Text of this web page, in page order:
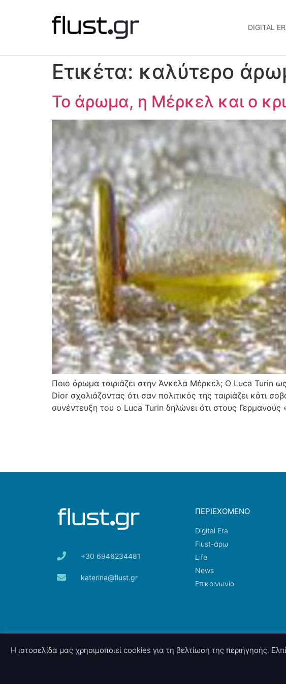
DIGITAL
Ετικέτα: καλύτερο
Το άρωμα, η Μέρκελ και ο
Ποιο άρωμα ταιριάζει στην Άνκελα Μέρκελ; O Luca Turin
Dior σχολιάζοντας ότι σαν πολιτικός της ταιριάζει κάτι
συνέντευξη του ο Luca Turin δηλώνει ότι στους
+30 6946234481
katerina@flust.gr
ΠΕΡΙΕΧΟΜΕΝΟ
Digital Era
Flust-άρω
Life
News
Επικοινωνία
© 2026 nettings, ltd. All rights reserved.
Η ιστοσελίδα μας χρησιμοποιεί cookies για τη βελτίωση της περιήγησής.